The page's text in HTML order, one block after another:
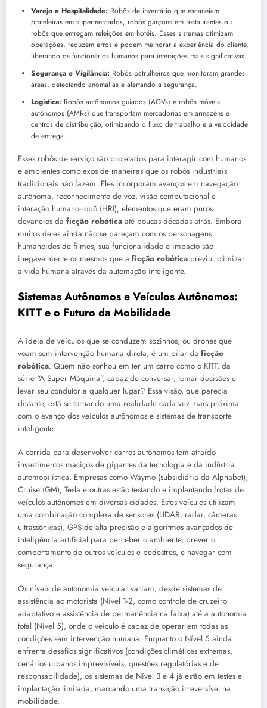
Varejo e Hospitalidade: Robôs de inventário que escaneiam
prateleiras em supermercados, robôs garçons em restaurantes ou
robôs que entregam refeições em hotéis. Esses sistemas otimizam
operações, reduzem erros e podem melhorar a experiência do cliente,
liberando os funcionários humanos para interações mais significativas.
Segurança e Vigilância: Robôs patrulheiros que monitoram grandes
áreas, detectando anomalias e alertando a segurança.
Logística: Robôs autônomos guiados (AGVs) e robôs móveis
autônomos (AMRs) que transportam mercadorias em armazéns e
centros de distribuição, otimizando o fluxo de trabalho e a velocidade
de entrega.
Esses robôs de serviço são projetados para interagir com humanos
e ambientes complexos de maneiras que os robôs industriais
tradicionais não fazem. Eles incorporam avanços em navegação
autônoma, reconhecimento de voz, visão computacional e
interação humano-robô (HRI), elementos que eram puros
devaneios da ficção robótica até poucas décadas atrás. Embora
muitos deles ainda não se pareçam com os personagens
humanoides de filmes, sua funcionalidade e impacto são
inegavelmente os mesmos que a ficção robótica previu: otimizar
a vida humana através da automação inteligente.
Sistemas Autônomos e Veículos Autônomos:
KITT e o Futuro da Mobilidade
A ideia de veículos que se conduzem sozinhos, ou drones que
voam sem intervenção humana direta, é um pilar da ficção
robótica. Quem não sonhou em ter um carro como o KITT, da
série “A Super Máquina”, capaz de conversar, tomar decisões e
levar seu condutor a qualquer lugar? Essa visão, que parecia
distante, está se tornando uma realidade cada vez mais próxima
com o avanço dos veículos autônomos e sistemas de transporte
inteligente.
A corrida para desenvolver carros autônomos tem atraído
investimentos maciços de gigantes da tecnologia e da indústria
automobilística. Empresas como Waymo (subsidiária da Alphabet),
Cruise (GM), Tesla e outras estão testando e implantando frotas de
veículos autônomos em diversas cidades. Estes veículos utilizam
uma combinação complexa de sensores (LIDAR, radar, câmeras
ultrassônicas), GPS de alta precisão e algoritmos avançados de
inteligência artificial para perceber o ambiente, prever o
comportamento de outros veículos e pedestres, e navegar com
segurança.
Os níveis de autonomia veicular variam, desde sistemas de
assistência ao motorista (Nível 1-2, como controle de cruzeiro
adaptativo e assistência de permanência na faixa) até a autonomia
total (Nível 5), onde o veículo é capaz de operar em todas as
condições sem intervenção humana. Enquanto o Nível 5 ainda
enfrenta desafios significativos (condições climáticas extremas,
cenários urbanos imprevisíveis, questões regulatórias e de
responsabilidade), os sistemas de Nível 3 e 4 já estão em testes e
implantação limitada, marcando uma transição irreversível na
mobilidade.